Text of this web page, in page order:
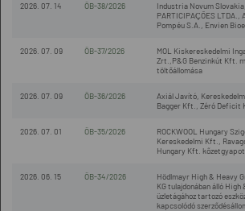
2026. 07. 14 ÖB-38/2026
Industria Novum
PARTICIPAÇÕES
Pompéu S.A., Envien
2026. 07. 09 ÖB-37/2026
MOL Kiskereskedelmi
Zrt.,P&G Benzinkút Kft.
töltőállomása
2026. 07. 09 ÖB-36/2026
Axiál Javító,
Bagger Kft., Zéró Deficit
2026. 07. 01 ÖB-35/2026
ROCKWOOL Hungary
Kereskedelmi Kft.,
Hungary Kft.
2026. 06. 15 ÖB-34/2026
Hödlmayr High & Heavy
KG tulajdonában álló
üzletágához tartozó
kapcsolódó